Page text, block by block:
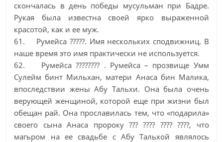
скончалась в день победы мусульман при Бадре.
Рукая была известна своей ярко выраженной
красотой, как и ее муж.
61. Румейса ?????. Имя нескольких сподвижниц. В
наше время это имя практически не используется.
62. Румейса ???????? . Румейса – прозвище Умм
Сулейм бинт Мильхан, матери Анаса бин Малика,
впоследствии жены Абу Тальхи. Она была очень
верующей женщиной, которой еще при жизни был
обещан рай. Она прославилась тем, что «подарила»
своего сына Анаса пророку ??? ???? ???? ????, что
магьром на ее свадьбе с Абу Тальхой являлось